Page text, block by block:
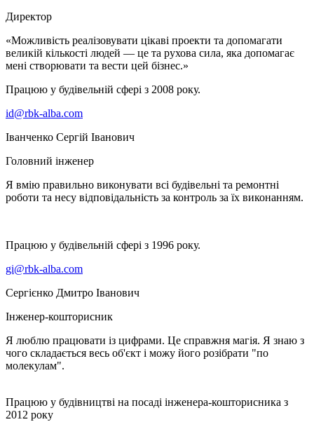
Директор
«Можливість реалізовувати цікаві проекти та допомагати
великій кількості людей — це та рухова сила, яка допомагає
мені створювати та вести цей бізнес.»
Працюю у будівельній сфері з 2008 року.
id@rbk-alba.com
Іванченко Сергій Іванович
Головний інженер
Я вмію правильно виконувати всі будівельні та ремонтні
роботи та несу відповідальність за контроль за їх виконанням.
Працюю у будівельній сфері з 1996 року.
gi@rbk-alba.com
Сергієнко Дмитро Іванович
Інженер-кошторисник
Я люблю працювати із цифрами. Це справжня магія. Я знаю з
чого складається весь об'єкт і можу його розібрати "по
молекулам".
Працюю у будівництві на посаді інженера-кошторисника з
2012 року